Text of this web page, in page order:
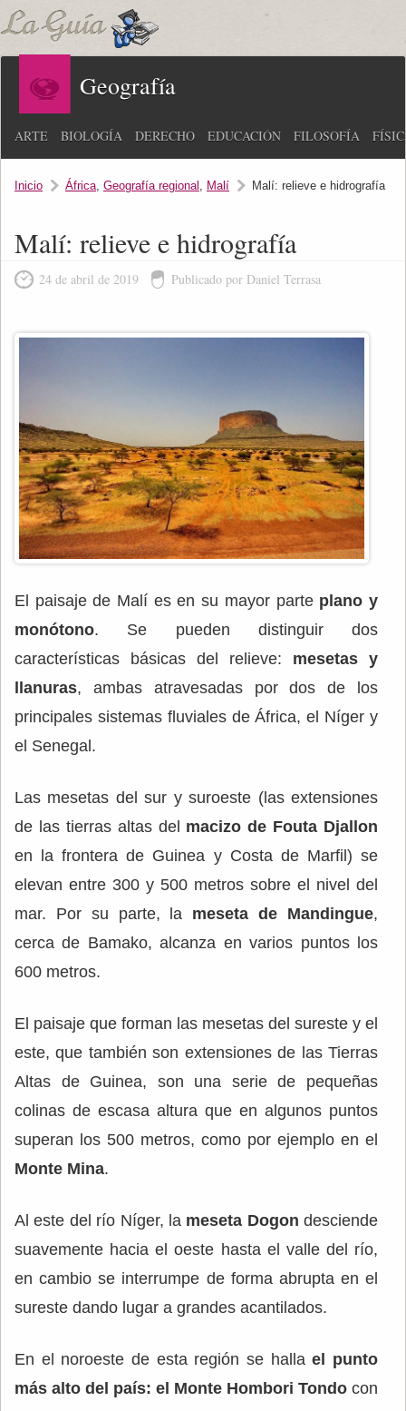
Geografía
ARTE BIOLOGÍA DERECHO EDUCACIÓN FILOSOFÍA
Inicio África, Geografía regional , Malí Malí: relieve e hidrografía
Malí: relieve e hidrografía
24 de abril de 2019 Publicado por Daniel Terrasa
El paisaje de Malí es en su mayor parte plano y
monótono. Se pueden distinguir dos
características básicas del relieve: mesetas y
llanuras, ambas atravesadas por dos de los
principales sistemas fluviales de África, el Níger y
el Senegal.
Las mesetas del sur y suroeste (las extensiones
de las tierras altas del macizo de Fouta Djallon
en la frontera de Guinea y Costa de Marfil) se
elevan entre 300 y 500 metros sobre el nivel del
mar. Por su parte, la meseta de Mandingue,
cerca de Bamako, alcanza en varios puntos los
600 metros.
El paisaje que forman las mesetas del sureste y el
este, que también son extensiones de las Tierras
Altas de Guinea, son una serie de pequeñas
colinas de escasa altura que en algunos puntos
superan los 500 metros, como por ejemplo en el
Monte Mina.
Al este del río Níger, la meseta Dogon desciende
suavemente hacia el oeste hasta el valle del río,
en cambio se interrumpe de forma abrupta en el
sureste dando lugar a grandes acantilados.
En el noroeste de esta región se hallael punto
más alto del país: el Monte Hombori Tondo con